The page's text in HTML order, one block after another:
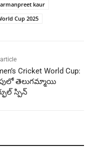
kaur
Cup 2025
Cricket World Cup:
తెలుగమ్మాయి
స్పిన్